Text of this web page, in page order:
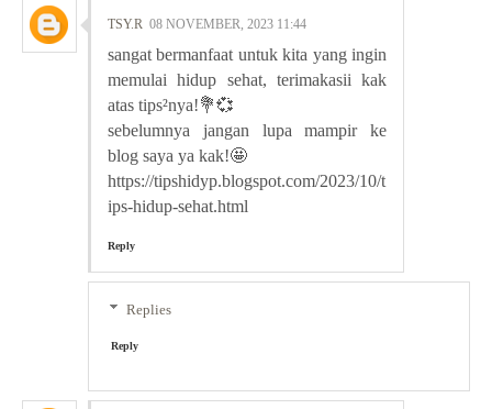
TSY.R 08 NOVEMBER, 2023 11:44
sangat bermanfaat untuk kita yang ingin
memulai hidup sehat, terimakasii kak
atas tips²nya!💐💞
sebelumnya jangan lupa mampir ke
blog saya ya kak!🤩
https://tipshidyp.blogspot.com/2023/10/t
ips-hidup-sehat.html
Reply
Replies
Reply